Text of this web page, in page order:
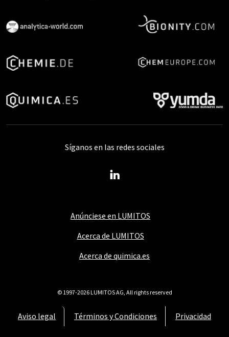
Anúnciese en LUMITOS
Acerca de LUMITOS
Acerca de quimica.es
Aviso legal Términos y Condiciones Privacidad
Síganos en las redes sociales
© 1997-2026 LUMITOS AG, All rights reserved